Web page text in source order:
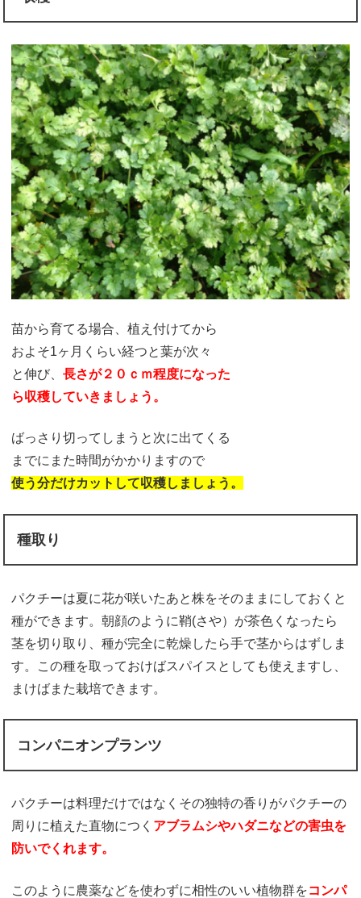
苗から育てる場合、植え付けてから
およそ1ヶ月くらい経つと葉が次々
と伸び、長さが２０ｃｍ程度になった
ら収穫していきましょう。
ばっさり切ってしまうと次に出てくる
までにまた時間がかかりますので
使う分だけカットして収穫しましょう。
種取り
パクチーは夏に花が咲いたあと株をそのままにしておくと
種ができます。朝顔のように鞘(さや）が茶色くなったら
茎を切り取り、種が完全に乾燥したら手で茎からはずしま
す。この種を取っておけばスパイスとしても使えますし、
まけばまた栽培できます。
コンパニオンプランツ
パクチーは料理だけではなくその独特の香りがパクチーの
周りに植えた直物につく アブラムシやハダニなどの害虫を
防いでくれます。
このように農薬などを使わずに相性のいい植物群をコンパ